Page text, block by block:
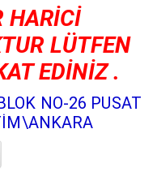
HARİCİ
LÜTFEN
EDİNİZ .
NO-26 PUSAT